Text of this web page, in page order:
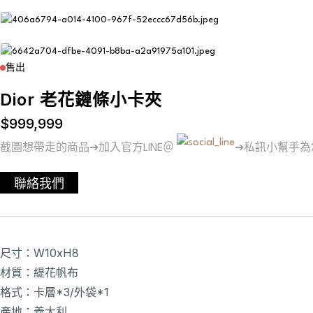
售出
Dior 老花鏈條小卡夾
$999,999
截圖想帶走的商品➔加入官方LINE＠ ➔私訊小幫手為
聯絡我們
尺寸：W10xH8
材質：緹花帆布
格式：卡層*3/外袋*1